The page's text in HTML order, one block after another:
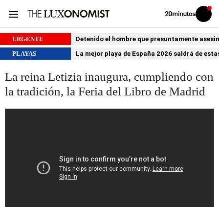
Volver
Iniciar
sesión
URGENTE
Detenido el hombre que presuntamente
PLAYAS
La mejor playa de España 2026 saldrá de
La reina Letizia inaugura, cumpliendo con
la tradición, la Feria del Libro de Madrid